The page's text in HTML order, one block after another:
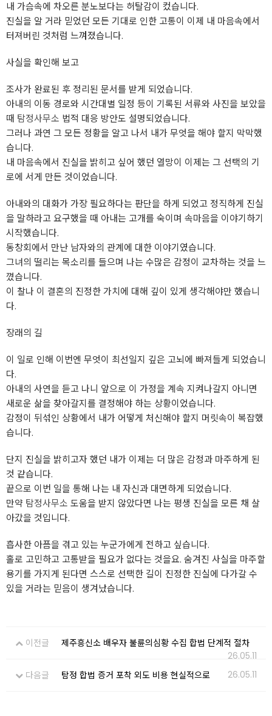
내 가슴속에 차오른 분노보다는 허탈감이 컸습니다.
진실을 알 거라 믿었던 모든 기대로 인한 고통이 이제 내 마음속에서
터져버린 것처럼 느껴졌습니다.
사실을 확인해 보고
조사가 완료된 후 정리된 문서를 받게 되었습니다.
아내의 이동 경로와 시간대별 일정 등이 기록된 서류와 사진을 보았을
때 탐정사무소 법적 대응 방안도 설명되었습니다.
그러나 과연 그 모든 정황을 알고 나서 내가 무엇을 해야 할지 막막했
습니다.
내 마음속에서 진실을 밝히고 싶어 했던 열망이 이제는 그 선택의 기
로에 서게 만든 것이었습니다.
아내와의 대화가 가장 필요하다는 판단을 하게 되었고 정직하게 진실
을 말하라고 요구했을 때 아내는 고개를 숙이며 속마음을 이야기하기
시작했습니다.
동창회에서 만난 남자와의 관계에 대한 이야기였습니다.
그녀의 떨리는 목소리를 들으며 나는 수많은 감정이 교차하는 것을 느
꼈습니다.
이 찰나 이 결혼의 진정한 가치에 대해 깊이 있게 생각해야만 했습니
다.
장래의 길
이 일로 인해 이번엔 무엇이 최선일지 깊은 고뇌에 빠져들게 되었습니
다.
아내의 사연을 듣고 나니 앞으로 이 가정을 계속 지켜나갈지 아니면
새로운 삶을 찾아갈지를 결정해야 하는 상황이었습니다.
감정이 뒤섞인 상황에서 내가 어떻게 처신해야 할지 머릿속이 복잡했
습니다.
단지 진실을 밝히고자 했던 내가 이제는 더 많은 감정과 마주하게 된
것 같습니다.
끝으로 이번 일을 통해 나는 내 자신과 대면하게 되었습니다.
만약 탐정사무소 도움을 받지 않았다면 나는 평생 진실을 모른 채 살
아갔을 것입니다.
흡사한 아픔을 겪고 있는 누군가에게 전하고 싶습니다.
홀로 고민하고 고통받을 필요가 없다는 것을요. 숨겨진 사실을 마주할
용기를 가지게 된다면 스스로 선택한 길이 진정한 진실에 다가갈 수
있을 거라는 믿음이 생겨났습니다.
이전글
제주흥신소 배우자 불륜의심황 수집 합법 단계적 절차
26.05.11
다음글
탐정 합법 증거 포착 외도 비용 현실적으로 26.05.11